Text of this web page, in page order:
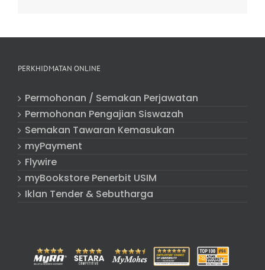
PERKHIDMATAN ONLINE
Permohonan / Semakan Perjawatan
Permohonan Pengajian Siswazah
Semakan Tawaran Kemasukan
myPayment
Flywire
myBookstore Penerbit USIM
Iklan Tender & Sebutharga